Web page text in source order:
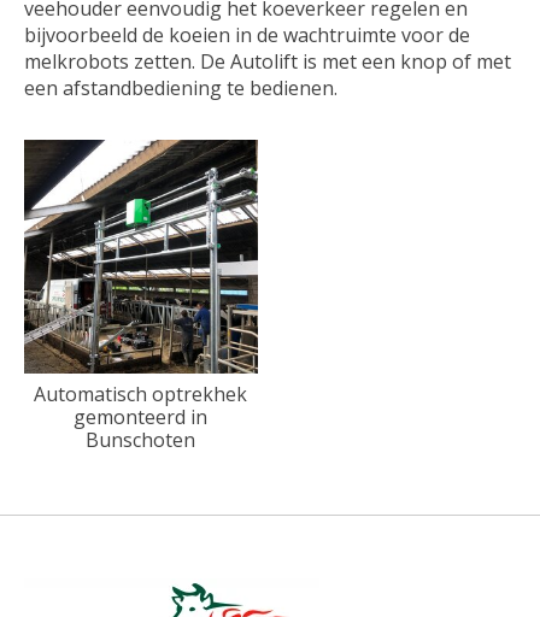
veehouder eenvoudig het koeverkeer regelen en
bijvoorbeeld de koeien in de wachtruimte voor de
melkrobots zetten. De Autolift is met een knop of met
een afstandbediening te bedienen.
Automatisch optrekhek
gemonteerd in
Bunschoten